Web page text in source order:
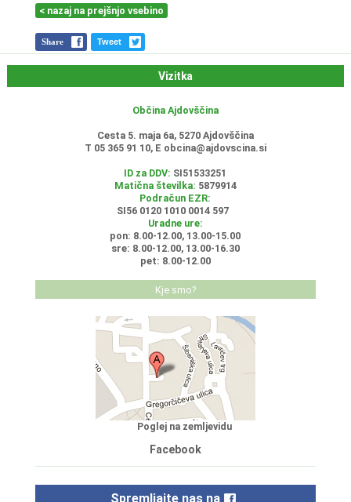
< nazaj na prejšnjo vsebino
Share Tweet
Vizitka
Občina Ajdovščina
Cesta 5. maja 6a, 5270 Ajdovščina
T 05 365 91 10, E obcina@ajdovscina.si
ID za DDV: SI51533251
Matična številka: 5879914
Podračun EZR:
SI56 0120 1010 0014 597
Uradne ure:
pon: 8.00-12.00, 13.00-15.00
sre: 8.00-12.00, 13.00-16.30
pet: 8.00-12.00
Kje smo?
Poglej na zemljevidu
Facebook
Spremljajte nas na